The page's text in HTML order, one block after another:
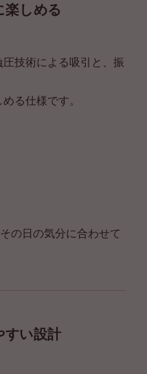
しめる
技術による吸引と、振
る仕様です。
の日の気分に合わせて
すい設計